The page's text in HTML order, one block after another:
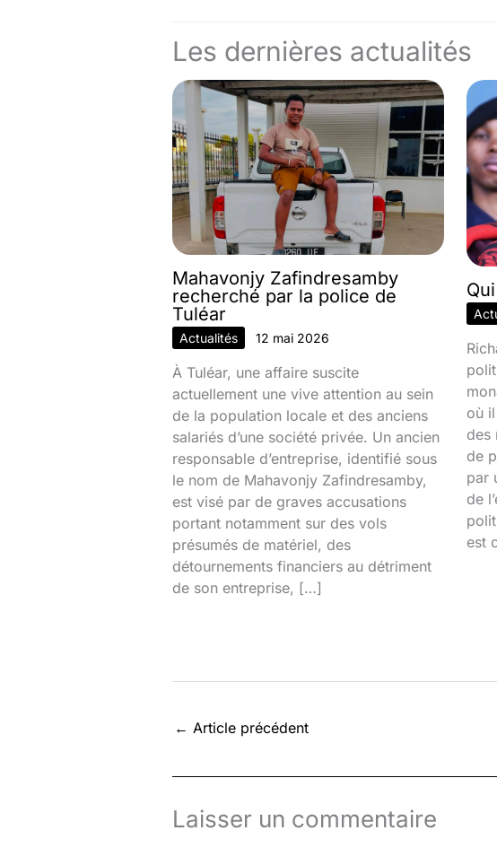
Les dernières actualités
Mahavonjy Zafindresamby
recherché par la police de
Tuléar
Actualités 12 mai 2026
À Tuléar, une affaire suscite
actuellement une vive attention au sein
de la population locale et des anciens
salariés d’une société privée. Un ancien
responsable d’entreprise, identifié sous
le nom de Mahavonjy Zafindresamby,
est visé par de graves accusations
portant notamment sur des vols
présumés de matériel, des
détournements financiers au détriment
de son entreprise, […]
où
des
de
par
de
est
← Article précédent
Laisser un commentaire